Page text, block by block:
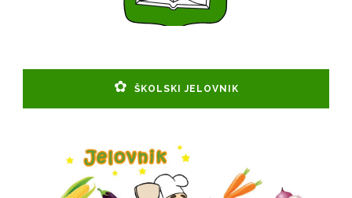
ŠKOLSKI JELOVNIK